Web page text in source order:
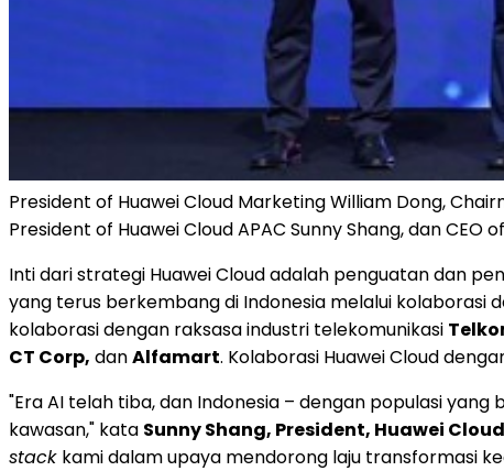
President of Huawei Cloud Marketing William Dong,
President of Huawei Cloud APAC Sunny Shang, dan
Inti dari strategi Huawei Cloudadalah penguatan dan
yang terus berkembang di Indonesia melalui
kolaborasi dengan raksasa industri telekomunikasi
CT Corp, danAlfamart. Kolaborasi Huawei Cloud
"Era AI telah tiba, dan Indonesia – dengan populasi
kawasan," kata Sunny Shang, President, Huawei
stack kami dalam upaya mendorong laju transformasi